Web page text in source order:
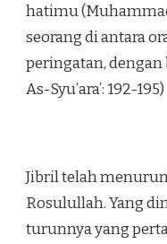
hatimu
seorang di antara
peringatan, dengan
As-Syu’ara’: 192-195)
Jibril telah
Rosulullah. Yang
turunnya yang